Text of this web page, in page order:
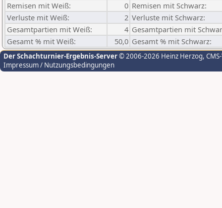
Remisen mit Weiß:
0 Remisen mit Schwarz:
Verluste mit Weiß:
2 Verluste mit Schwarz:
Gesamtpartien mit Weiß:
4 Gesamtpartien mit
Gesamt % mit Weiß:
50,0 Gesamt % mit Schwarz:
Der Schachturnier-Ergebnis-Server© 2006-2026 Heinz Herzog,
Impressum / Nutzungsbedingungen